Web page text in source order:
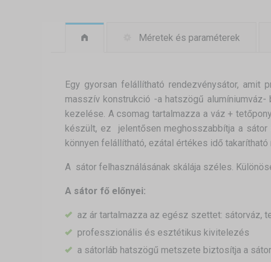
Méretek és paraméterek
Egy gyorsan felállítható rendezvénysátor,
masszív konstrukció -a hatszögű
kezelése. A csomag tartalmazza a váz +
készült, ez jelentősen meghosszabbítja a sátor
könnyen felállítható, ezátal értékes idő
A sátor felhasználásának skálája széles.
A sátor fő előnyei:
az ár tartalmazza az egész szettet: sátorváz,
professzionális és esztétikus kivitelezés
a sátorláb hatszögű metszete biztosítja a